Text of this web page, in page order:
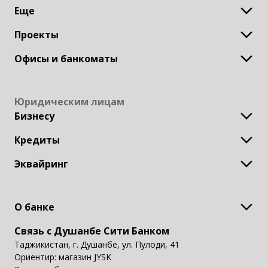
Кобрендовая карта
Visa
Дастрас
Ипотека
Потребительский кредит
Еще
Мобильное приложение
Проекты
DC AVIA
Офисы и банкоматы
ЦБО
Филиалы
Банкоматы
Представители
Юридическим лицам
Бизнесу
Открытие и обслуживание счёта
Кредиты
Кредит для развития бизнеса
Эквайринг
О банке
О банке
Наша история
Наши ценности
Связь с Душанбе Сити Банком
Таджикистан, г. Душанбе, ул. Пулоди, 41
Ориентир: магазин JYSK